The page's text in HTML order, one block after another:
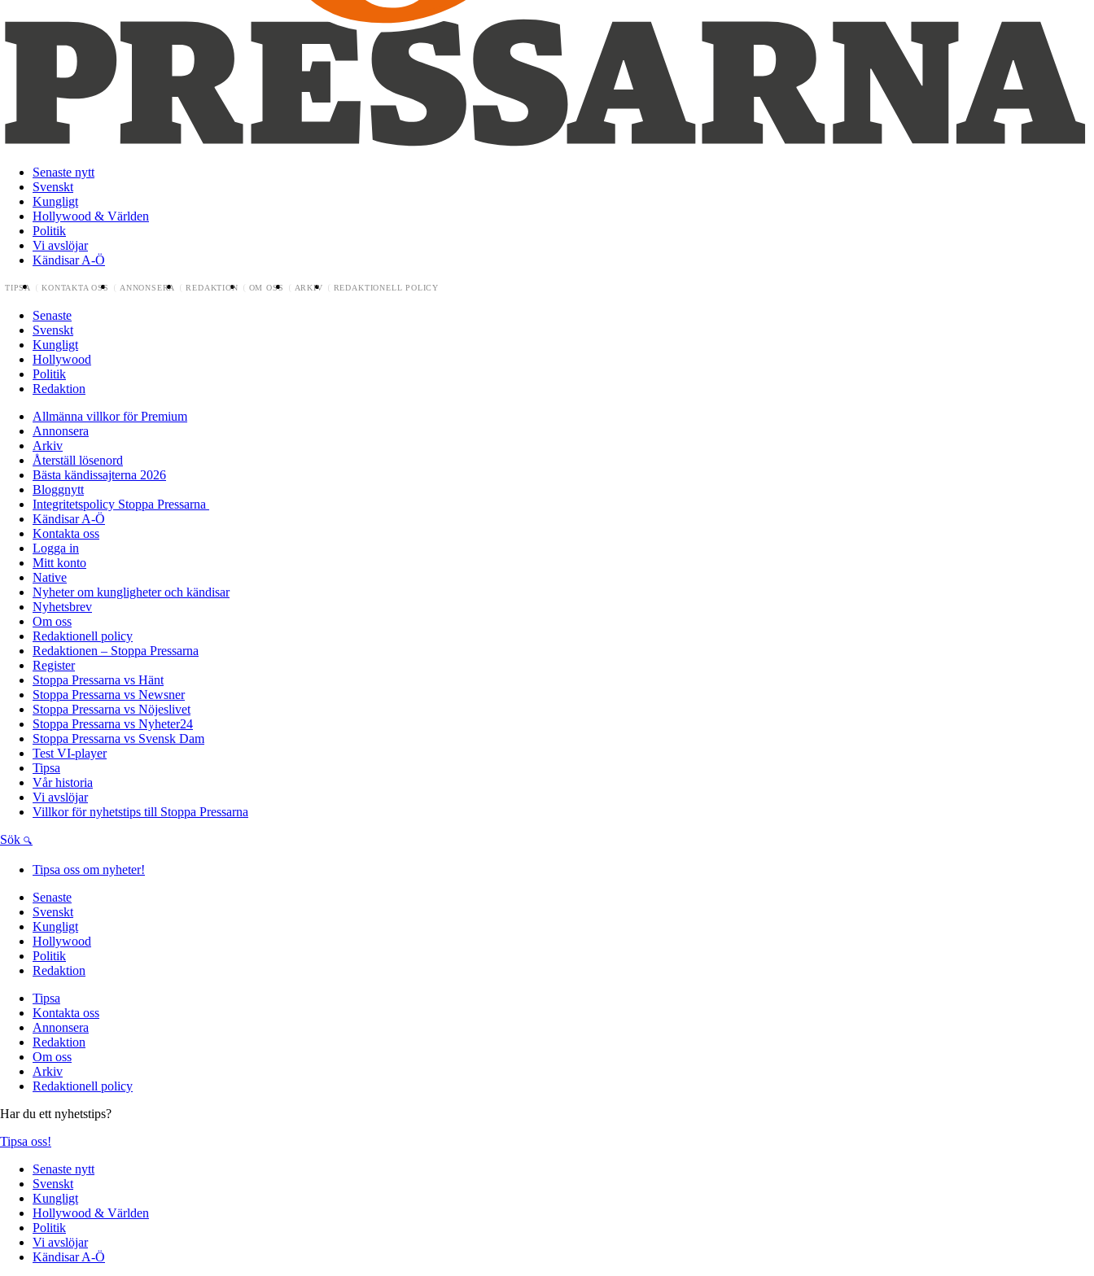
Senaste nytt
Svenskt
Kungligt
Hollywood & Världen
Politik
Vi avslöjar
Kändisar A-Ö
TIPSA KONTAKTA OSS ANNONSERA REDAKTION OM OSS ARKIV REDAKTIONELL POLICY
Senaste
Svenskt
Kungligt
Hollywood
Politik
Redaktion
Allmänna villkor för Premium
Annonsera
Arkiv
Återställ lösenord
Bästa kändissajterna 2026
Bloggnytt
Integritetspolicy Stoppa Pressarna
Kändisar A-Ö
Kontakta oss
Logga in
Mitt konto
Native
Nyheter om kungligheter och kändisar
Nyhetsbrev
Om oss
Redaktionell policy
Redaktionen – Stoppa Pressarna
Register
Stoppa Pressarna vs Hänt
Stoppa Pressarna vs Newsner
Stoppa Pressarna vs Nöjeslivet
Stoppa Pressarna vs Nyheter24
Stoppa Pressarna vs Svensk Dam
Test VI-player
Tipsa
Vår historia
Vi avslöjar
Villkor för nyhetstips till Stoppa Pressarna
Sök
Tipsa oss om nyheter!
Senaste
Svenskt
Kungligt
Hollywood
Politik
Redaktion
Tipsa
Kontakta oss
Annonsera
Redaktion
Om oss
Arkiv
Redaktionell policy
Har du ett nyhetstips?
Tipsa oss!
Senaste nytt
Svenskt
Kungligt
Hollywood & Världen
Politik
Vi avslöjar
Kändisar A-Ö